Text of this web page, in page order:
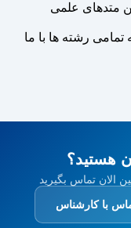
تمامی رشته ها با ما
هستید؟
الان تماس بگیرید
با کارشناس